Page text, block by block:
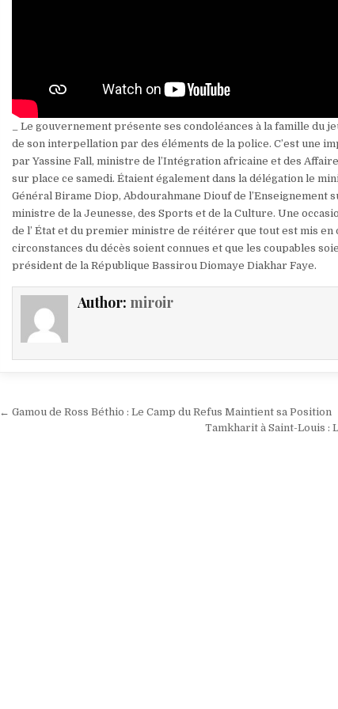
_ Le gouvernement présente ses condoléances à la famille du
de son interpellation par des éléments de la police. C’est une
par Yassine Fall, ministre de l’Intégration africaine et des
sur place ce samedi. Étaient également dans la délégation le
Général Birame Diop, Abdourahmane Diouf de l’Enseignement
ministre de la Jeunesse, des Sports et de la Culture. Une
de l’ État et du premier ministre de réitérer que tout est mis en
circonstances du décès soient connues et que les coupables
président de la République Bassirou Diomaye Diakhar Faye.
Author: miroir
Navigation
← Gamou de Ross Béthio : Le Camp du Refus Maintient sa Position
Tamkharit à Saint-Louis :